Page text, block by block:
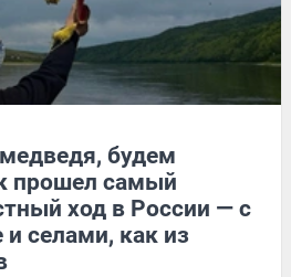
будем
прошел самый
ход в России — с
селами, как из